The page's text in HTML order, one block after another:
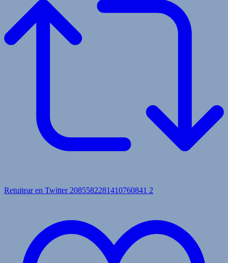
Retuitear en Twitter 2085582281410760841 2